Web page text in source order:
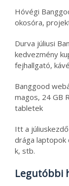
Hóvégi
okosóra,
Durva júliusi
kedvezmény
fejhallgató,
Banggood
magos, 24 GB
tabletek
Itt a
drága laptopok
k, stb.
Legutóbbi